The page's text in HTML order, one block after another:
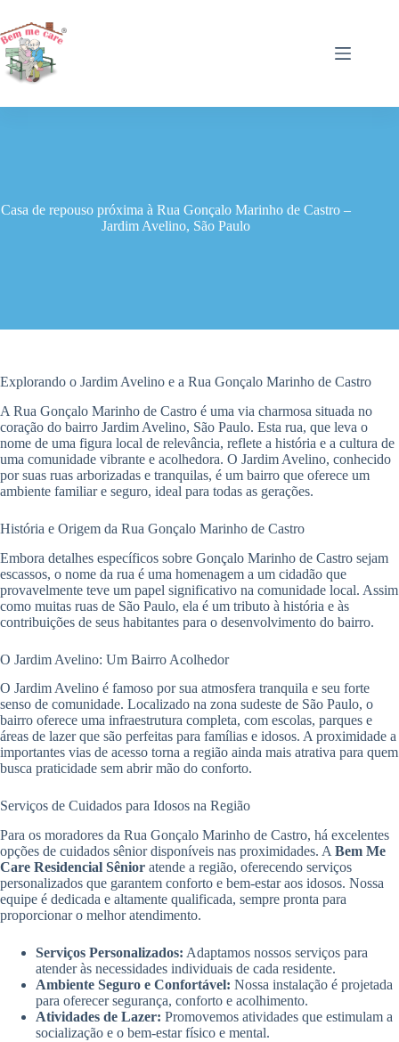
para
o
conteúdo
Casa de repouso próxima à Rua Gonçalo Marinho de Castro –
Jardim Avelino, São Paulo
Explorando o Jardim Avelino e a Rua Gonçalo Marinho de Castro
A Rua Gonçalo Marinho de Castro é uma via charmosa situada no
coração do bairro Jardim Avelino, São Paulo. Esta rua, que leva o
nome de uma figura local de relevância, reflete a história e a cultura de
uma comunidade vibrante e acolhedora. O Jardim Avelino, conhecido
por suas ruas arborizadas e tranquilas, é um bairro que oferece um
ambiente familiar e seguro, ideal para todas as gerações.
História e Origem da Rua Gonçalo Marinho de Castro
Embora detalhes específicos sobre Gonçalo Marinho de Castro sejam
escassos, o nome da rua é uma homenagem a um cidadão que
provavelmente teve um papel significativo na comunidade local. Assim
como muitas ruas de São Paulo, ela é um tributo à história e às
contribuições de seus habitantes para o desenvolvimento do bairro.
O Jardim Avelino: Um Bairro Acolhedor
O Jardim Avelino é famoso por sua atmosfera tranquila e seu forte
senso de comunidade. Localizado na zona sudeste de São Paulo, o
bairro oferece uma infraestrutura completa, com escolas, parques e
áreas de lazer que são perfeitas para famílias e idosos. A proximidade a
importantes vias de acesso torna a região ainda mais atrativa para quem
busca praticidade sem abrir mão do conforto.
Serviços de Cuidados para Idosos na Região
Para os moradores da Rua Gonçalo Marinho de Castro, há excelentes
opções de cuidados sênior disponíveis nas proximidades. A Bem Me
Care Residencial Sênior atende a região, oferecendo serviços
personalizados que garantem conforto e bem-estar aos idosos. Nossa
equipe é dedicada e altamente qualificada, sempre pronta para
proporcionar o melhor atendimento.
Serviços Personalizados: Adaptamos nossos serviços para
atender às necessidades individuais de cada residente.
Ambiente Seguro e Confortável: Nossa instalação é projetada
para oferecer segurança, conforto e acolhimento.
Atividades de Lazer: Promovemos atividades que estimulam a
socialização e o bem-estar físico e mental.